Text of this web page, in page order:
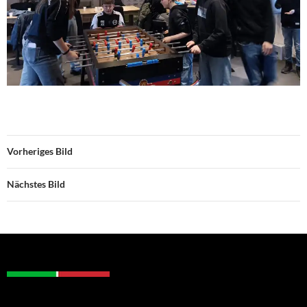
Vorheriges Bild
Nächstes Bild